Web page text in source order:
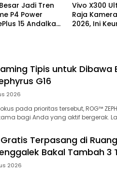
Jadi Tren
P4 Power
15 Andalkan
Vivo X300
Raja
2026, Ini
Tipis untuk Dibawa
G16
2026
pada prioritas tersebut, ROG™
bagi Anda yang aktif bergerak.
Terpasang di
Bakal Tambah 3
2026